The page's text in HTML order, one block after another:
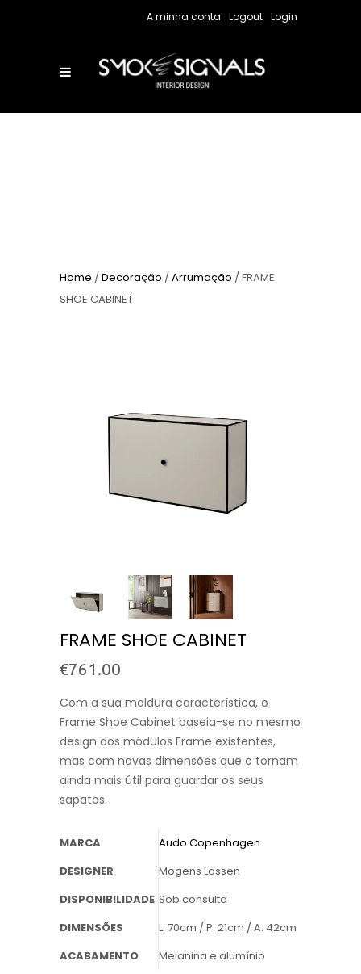
A minha conta Logout Login
Home /Decoração /Arrumação / FRAME
SHOE CABINET
FRAME SHOE CABINET
€761.00
Com a sua moldura característica, o
Frame Shoe Cabinet baseia-se no mesmo
design dos módulos Frame existentes,
mas com novas dimensões que o tornam
ainda mais útil para guardar os seus
sapatos.
MARCA
Audo Copenhagen
DESIGNER
Mogens Lassen
DISPONIBILIDADE Sob consulta
DIMENSÕES
L: 70cm / P: 21cm / A: 42cm
ACABAMENTO
Melanina e alumínio